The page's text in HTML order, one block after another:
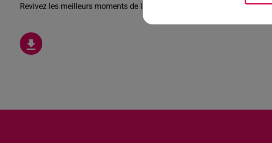
Revivez les meilleurs moments de la Ligne des Auditeurs